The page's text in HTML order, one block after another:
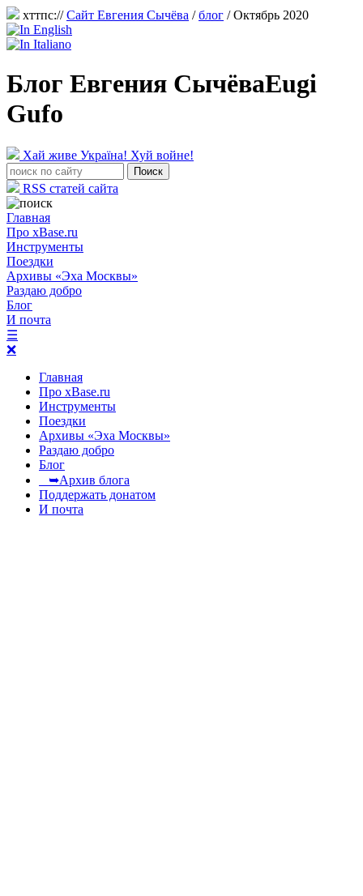
хттпс://Сайт Евгения Сычёва /блог / Октябрь 2020
Блог Евгения СычёваEugi
Gufo
Хай живе Україна! Хуй войне!
RSS статей сайта
Главная
Про xBase.ru
Инструменты
Поездки
Архивы «Эха Москвы»
Раздаю добро
Блог
И почта
☰
❌
Главная
Про xBase.ru
Инструменты
Поездки
Архивы «Эха Москвы»
Раздаю добро
Блог
➥Архив блога
Поддержать донатом
И почта